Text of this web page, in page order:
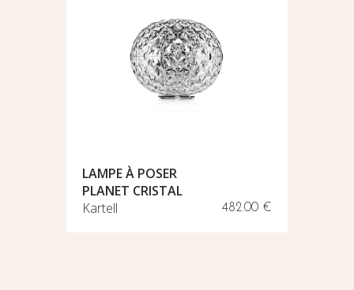
LAMPE À POSER
PLANET CRISTAL
Kartell
482.00 €